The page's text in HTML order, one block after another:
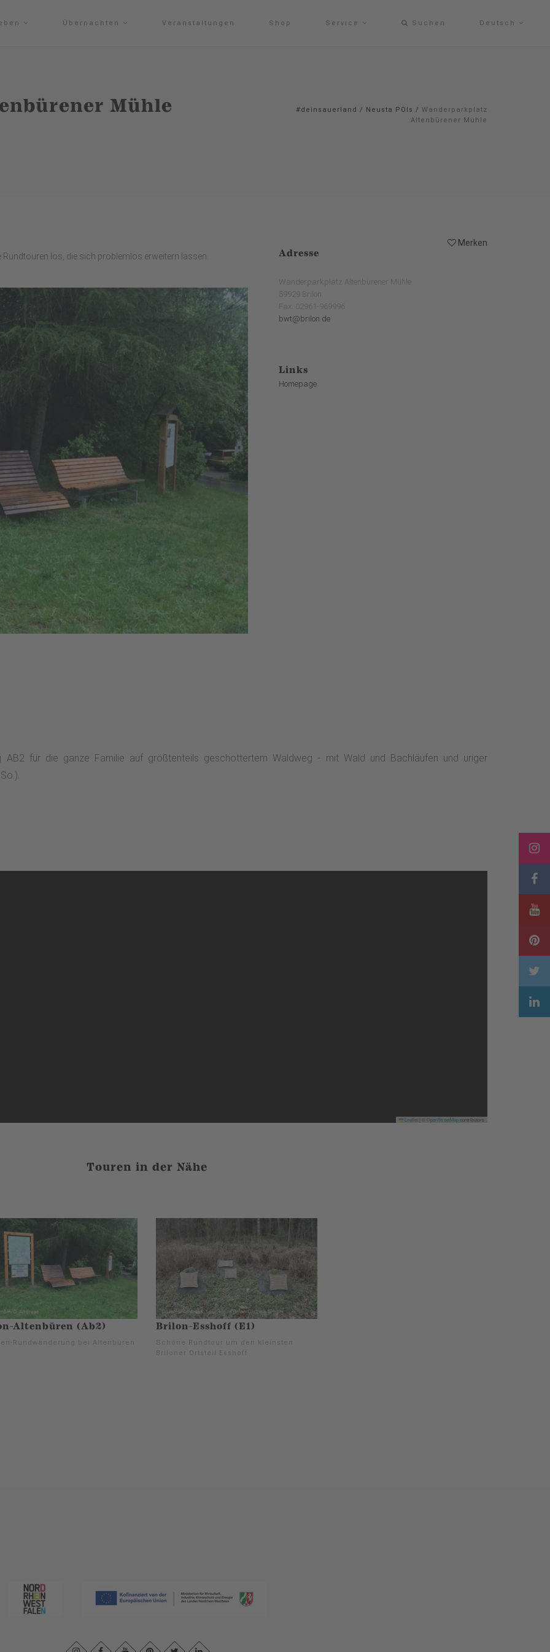
Übernachten Veranstaltungen Shop Service Suchen Deutsch
Mühle #deinsauerland / Neusta POIs / Wanderparkplatz
Altenbürener Mühle
Merken
los, die sich problemlos erweitern lassen.
Adresse
Wanderparkplatz Altenbürener Mühle
59929 Brilon
Fax: 02961-969996
bwt@brilon.de
Links
Homepage
AB2 für die ganze Familie auf größtenteils geschottertem Waldweg - mit Wald und Bachläufen und uriger
Leaflet OpenStreetMapcontributors
Touren in der Nähe
Altenbüren (Ab2)
Rundwanderung bei Altenbüren
Brilon-Esshoff (E1)
Schöne Rundtour um den kleinsten
Briloner Ortsteil Esshoff